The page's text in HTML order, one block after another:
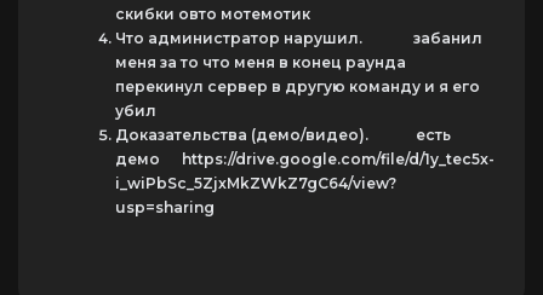
скибки овто мотемотик
Что администратор нарушил. забанил
меня за то что меня в конец раунда
перекинул сервер в другую команду и я его
убил
Доказательства (демо/видео). есть
демо https://drive.google.com/file/d/1y_tec5x-
i_wiPbSc_5ZjxMkZWkZ7gC64/view?
usp=sharing